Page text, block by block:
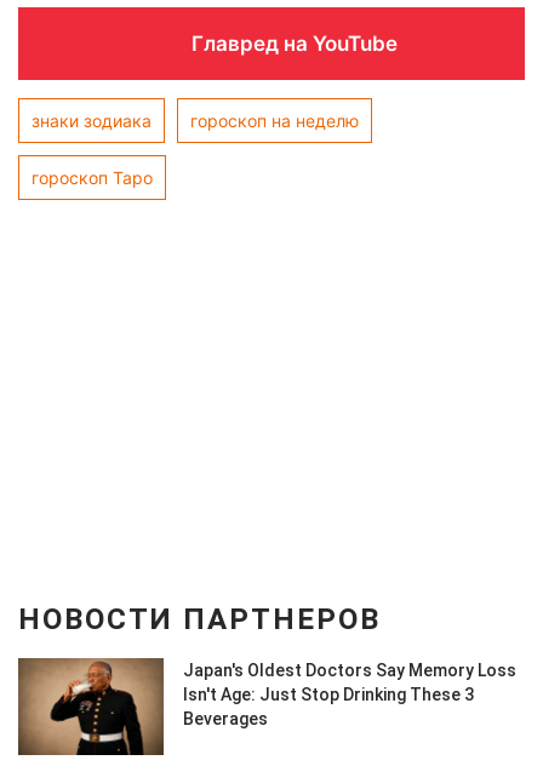
Главред на YouTube
знаки зодиака гороскоп на неделю
гороскоп Таро